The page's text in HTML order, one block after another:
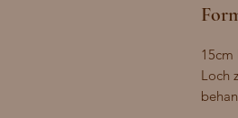
Loch